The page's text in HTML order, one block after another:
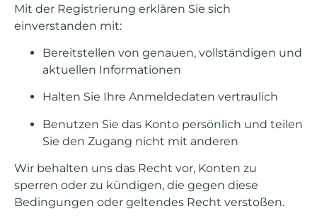
Mit der Registrierung erklären Sie sich
einverstanden mit:
Bereitstellen von genauen, vollständigen und
aktuellen Informationen
Halten Sie Ihre Anmeldedaten vertraulich
Benutzen Sie das Konto persönlich und teilen
Sie den Zugang nicht mit anderen
Wir behalten uns das Recht vor, Konten zu
sperren oder zu kündigen, die gegen diese
Bedingungen oder geltendes Recht verstoßen.